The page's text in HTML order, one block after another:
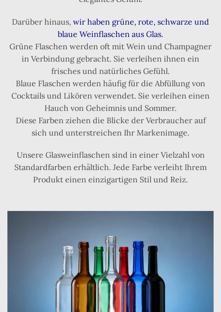
Darüber hinaus, wir haben grüne, rote, schwarze und
blaue Weinflaschen aus Glas.
Grüne Flaschen werden oft mit Wein und Champagner
in Verbindung gebracht. Sie verleihen ihnen ein
frisches und natürliches Gefühl.
Blaue Flaschen werden häufig für die Abfüllung von
Cocktails und Likören verwendet. Sie verleihen einen
Hauch von Geheimnis und Sommer.
Diese Farben ziehen die Blicke der Verbraucher auf
sich und unterstreichen Ihr Markenimage.
Unsere Glasweinflaschen sind in einer Vielzahl von
Standardfarben erhältlich. Jede Farbe verleiht Ihrem
Produkt einen einzigartigen Stil und Reiz.